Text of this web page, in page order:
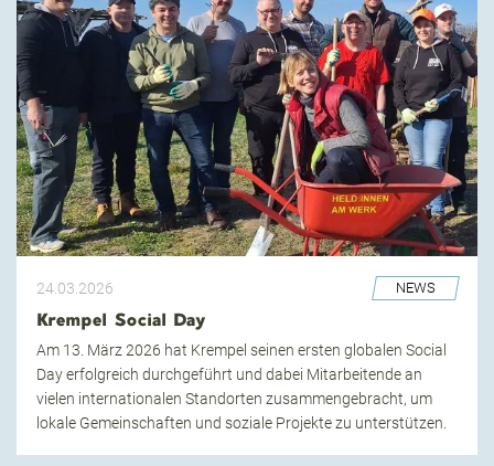
24.03.2026 NEWS
Krempel Social Day
Am 13. März 2026 hat Krempel seinen ersten globalen Social
Day erfolgreich durchgeführt und dabei Mitarbeitende an
vielen internationalen Standorten zusammengebracht, um
lokale Gemeinschaften und soziale Projekte zu unterstützen.